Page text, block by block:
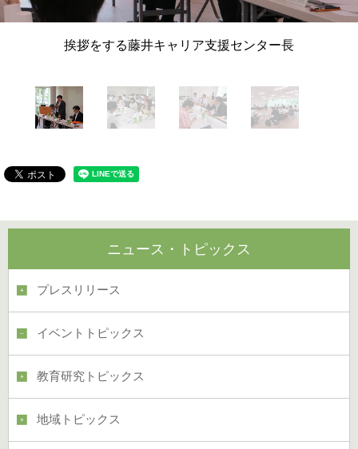
挨拶をする藤井キャリア支援センター長
ニュース・トピックス
プレスリリース
イベントトピックス
教育研究トピックス
地域トピックス